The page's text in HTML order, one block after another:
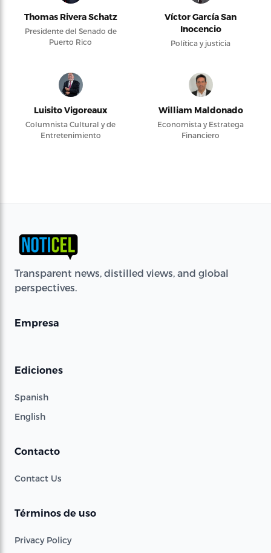
Thomas Rivera Schatz
Presidente del Senado de
Puerto Rico
Víctor García San
Inocencio
Política y justicia
Luisito Vigoreaux
Columnista Cultural y de
Entretenimiento
William Maldonado
Economista y Estratega
Financiero
Transparent news, distilled views, and global
perspectives.
Empresa
Ediciones
Spanish
English
Contacto
Contact Us
Términos de uso
Privacy Policy